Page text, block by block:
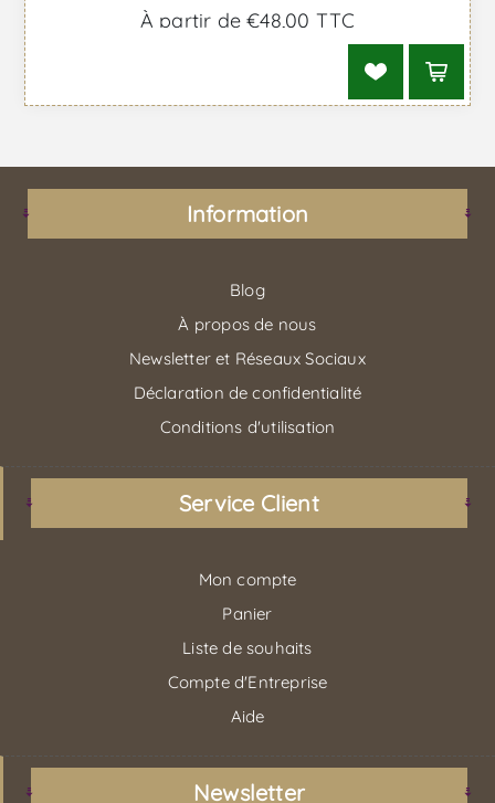
À partir de €48,00 TTC
Information
Blog
À propos de nous
Newsletter et Réseaux Sociaux
Déclaration de confidentialité
Conditions d'utilisation
Service Client
Mon compte
Panier
Liste de souhaits
Compte d'Entreprise
Aide
Newsletter